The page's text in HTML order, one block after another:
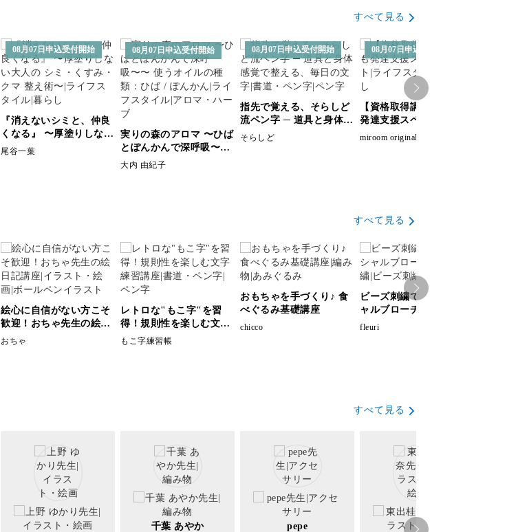
すべて見る
08月07日申込受付開始
『消えないシミと、仲良
くなる』 〜厚塗りしない
大人の シミ・くすみ・ク
尾谷一葉
08月07日申込受付開始
実りの森のアロマ 〜ひば
とぽんかんで深呼吸〜〜
使うオイルの種類：ひば
大内 由紀子
08月07日申込受付開始
指先で覚える、そらしど
流ペン字 ─ 道具と身体感
覚で整える、毎日の文字
そらしど
08月07日申込受付開始
【資格取得講座】子ども
発達支援スペシャリスト
miroom original
すべて見る
絵心に自信がない方こそ
歓迎！おちゃ先生の絵日
記講座
おちゃ
レトロな"もこ字"を習
得！規則性を楽しむ文字
練習講座
もこ字練習帳
おもちゃを手づくり♪ 食
べぐるみ基礎講座
chicco
ビーズ刺繍で作る イニシ
ャルブローチ講座
fleuri
すべて見る
千葉 あやか
pepe